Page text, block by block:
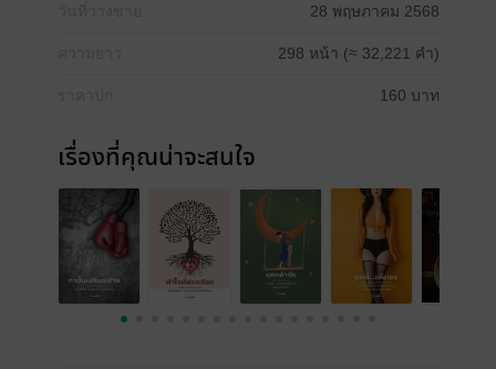
28 พฤษภาคม 2568
298 หน้า (≈ 32,221 คำ)
160 บาท
เรื่องที่คุณน่าจะสนใจ